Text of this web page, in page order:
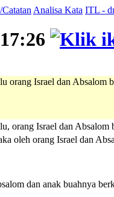
Analisa Kata ITL -
orang Israel dan Absalom
orang Israel dan Absalom
oleh orang Israel dan
dan anak buahnya